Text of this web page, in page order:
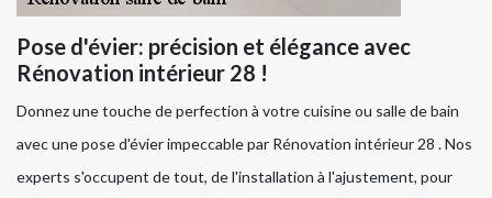
Pose d'évier: précision et élégance avec
Rénovation intérieur 28 !
Donnez une touche de perfection à votre cuisine ou salle de bain
avec une pose d'évier impeccable par Rénovation intérieur 28 . Nos
experts s'occupent de tout, de l'installation à l'ajustement, pour